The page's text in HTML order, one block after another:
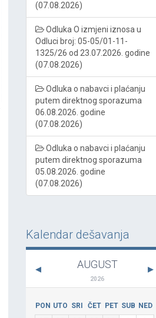
(07.08.2026)
Odluka O izmjeni iznosa u
Odluci broj: 05-05/01-11-
1325/26 od 23.07.2026. godine
(07.08.2026)
Odluka o nabavci i plaćanju
putem direktnog sporazuma
06.08.2026. godine
(07.08.2026)
Odluka o nabavci i plaćanju
putem direktnog sporazuma
05.08.2026. godine
(07.08.2026)
Kalendar dešavanja
AUGUST
2026
PON UTO SRI ČET PET SUB NED